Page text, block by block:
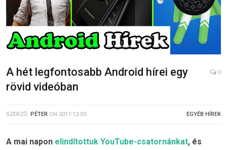
A hét legfontosabb Android hírei egy
rövid videóban
0
SZERZŐ: PÉTER ON 2017-12-03 EGYÉB HÍREK
A mai napon elindítottuk YouTube-csatornánkat, és